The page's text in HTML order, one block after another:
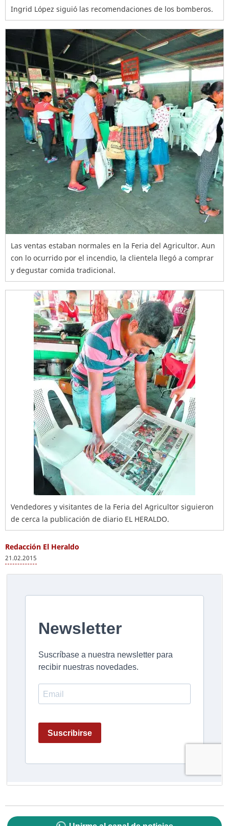
Ingrid López siguió las recomendaciones de los bomberos.
Las ventas estaban normales en la Feria del Agricultor. Aun
con lo ocurrido por el incendio, la clientela llegó a comprar
y degustar comida tradicional.
Vendedores y visitantes de la Feria del Agricultor siguieron
de cerca la publicación de diario EL HERALDO.
Redacción El Heraldo
21.02.2015